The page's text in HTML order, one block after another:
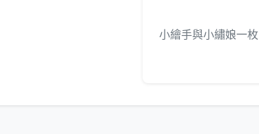
小繪手與小繡娘一枚